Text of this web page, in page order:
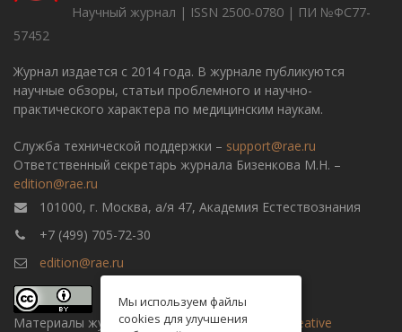
Научный журнал | ISSN 2500-0780 | ПИ №ФС77-
57452
Журнал издается с 2014 года. В журнале публикуются
научные обзоры, статьи проблемного и научно-
практического характера по медицинским наукам.
Служба технической поддержки – support@rae.ru
Ответственный секретарь журнала Бизенкова М.Н. –
edition@rae.ru
101000, г. Москва, а/я 47, Академия Естествознания
+7 (499) 705-72-30
edition@rae.ru
Материалы журнала доступны полицензии Creative
Мы используем файлы
cookies для улучшения